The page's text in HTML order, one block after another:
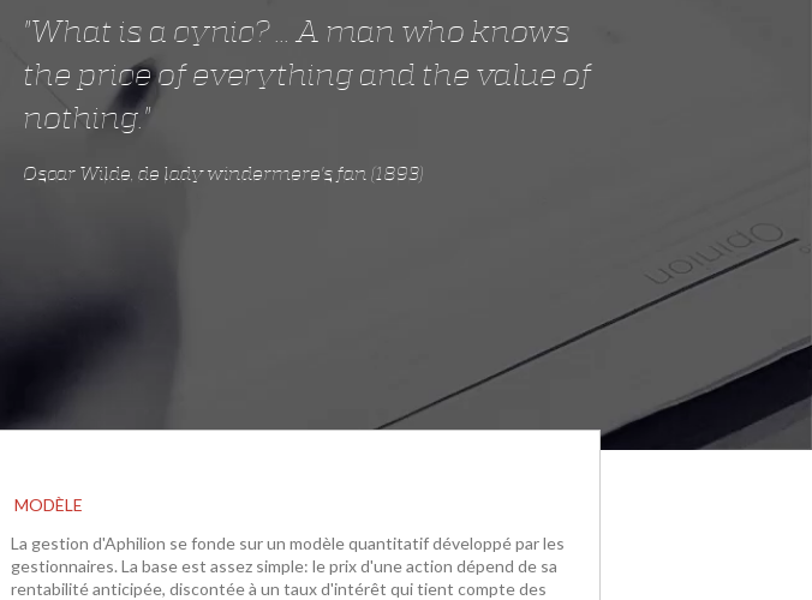
"What is a cynic? ... A man who knows
the price of everything and the value of
nothing."
Oscar Wilde, de lady windermere's fan (1893)
MODÈLE
La gestion d'Aphilion se fonde sur un modèle quantitatif développé par les
gestionnaires. La base est assez simple: le prix d'une action dépend de sa
rentabilité anticipée, discontée à un taux d'intérêt qui tient compte des